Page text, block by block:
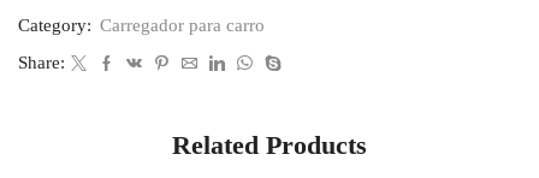
Category: Carregador para carro
Share:
Related Products